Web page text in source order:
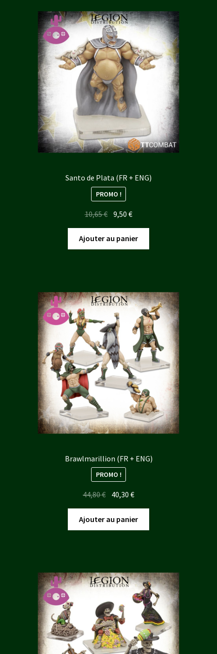
Santo de Plata (FR + ENG)
PROMO !
10,65€ Le
initial
était :
9,50€Le
actuel
est :
Ajouter au panier
Brawlmarillion (FR + ENG)
PROMO !
44,80€ Le
initial
était :
40,30€Le
actuel
est :
Ajouter au panier